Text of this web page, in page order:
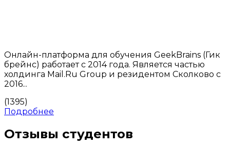
Онлайн-платформа для обучения GeekBrains (Гик
брейнс) работает с 2014 года. Является частью
холдинга Mail.Ru Group и резидентом Сколково с
2016...
(1395)
Подробнее
Отзывы студентов